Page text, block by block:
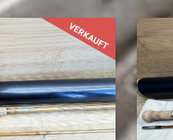
VERKAUFT